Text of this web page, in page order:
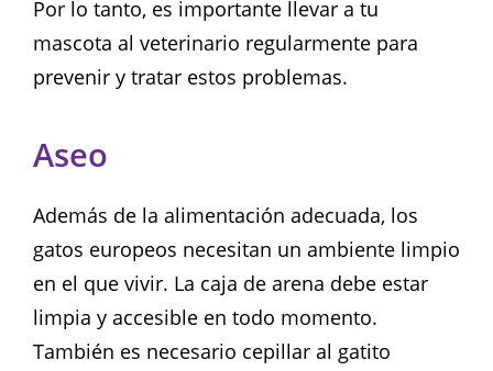
Por lo tanto, es importante llevar a tu
mascota al veterinario regularmente para
prevenir y tratar estos problemas.
Aseo
Además de la alimentación adecuada, los
gatos europeos necesitan un ambiente limpio
en el que vivir. La caja de arena debe estar
limpia y accesible en todo momento.
También es necesario cepillar al gatito